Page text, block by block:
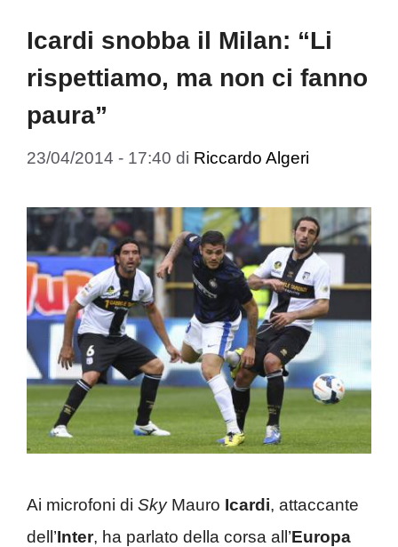
Icardi snobba il Milan: “Li
rispettiamo, ma non ci fanno
paura”
23/04/2014 - 17:40 di Riccardo Algeri
Ai microfoni di SkyMauro Icardi, attaccante
dell’Inter, ha parlato della corsa all’Europa